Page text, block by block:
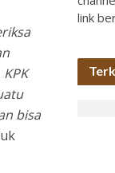
KPK
bisa
link